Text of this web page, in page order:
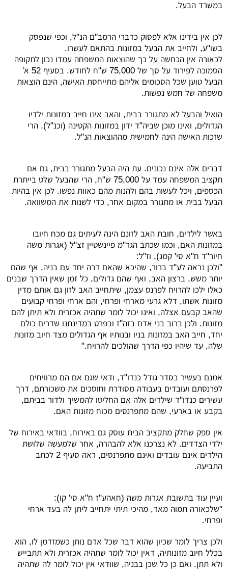
במשרד הבעל.
לכן אין בידינו אלא לפסוק כדברי הרמב"ם הנ"ל, וכפי שנפסק
בשו"ע, ולחייב את הבעל במזונות בהתאם לעשרו.
לכאורה אין הכחשה על כך שהוצאות המשפחה עמדו נכון לתקופה
הסמוכה לפירוד על סך של 75,000 ש"ח לחודש. בסעיף 52 א'
הבעל טוען שכל הסכומים אליהם מתייחסת האישה, הינם הוצאות
משפחה של חמש נפשות.
הואיל והבעל לא מתגורר בבית, והאב אינו חייב במזונות ילדיו
הגדולים, ואינו מוכן שביה"ד ידון במזונות הקטינה (וכנ"ל), הרי
שזכות האישה הינה לחמישית מההוצאות הנ"ל.
דברים אלה אינם נכונים. עת היה הבעל מתגורר בבית, גם אם
תקציב המשפחה עמד על 75,000 ש"ח, הרי שהבעל שלט בייתרת
הכספים, ויכל לעשות בהם ולהנות מהם כאוות נפשו. לכן אין בהיות
הבעל בבית או מתגורר במקום אחר, כדי לשנות את המשוואה.
באשר לילדים, חובת האב לזונם הינה לעיתים גם מכח חיובו
במזונות האם, וכמו שכתב הגר"מ פיינשטיין זצ"ל (אגרות משה
חיור"ד ח"א סי' קמג), וז"ל:
"ולכן נראה לע"ד ברור, שהיכא שהאם דרה יחד עם בניה, אף שהם
יותר משש, ברצון האב, ואף שהם גדולים, כל זמן שאין הדרך שבנים
כאלו ילכו להרויח לפרנס עצמן, שיתחייב האב לזון גם אותם מדין
מזונות אשתו, דלא גרעי מארחי ופרחי, והם ארחי ופרחי קבועים
שהאב קבעם אצלה, ואינו יכול לומר שתהיה אכזרית ולא תיתן להם
מזונות. ולכן ברוב בני אדם בזה"ז ובפרט במדינתנו שדרים כולם
יחד, חייב האב במזונות בניו ובנותיו אף הגדולים מצד חיוב מזונות
שלה, עד שיהיו כפי הדרך שהולכים להרויח."
אמנם בעשיר בסדר גודל כנדו"ד, ודאי שגם אם הם מרוויחים
לפרנסתם ועובדים בעבודה מסודרת וחוסכים את משכורתם, דרך
עשירים כנדו"ד שילדים אלה אם החליטו להמשיך ולדור בביתם,
בקבע או בארעי, שהם מתפרנסים מכוח מזונות האם.
אין ספק שחלק מתקציב הבית עוסק גם באירוח, בוודאי באירוח של
ילדי הצדדים. לא נצרכנו אלא להבהרה, אחר שלמעשה שלושת
הילדים אינם עובדים ואינם מתפרנסים, ראה סעיף 2 לכתב
התביעה.
ועיין עוד בתשובת אגרות משה (חאהע"ז ח"א סי' קו):
"שלכאורה תמוה מאד, מהיכי תיתי יתחייב ליתן לה בעד ארחי
ופרחי.
ולכן צריך לומר שכיון שהוא דבר שכל אדם נותן כשמזדמן לו, הוא
בכלל חיוב מזונותיה, דאין יכול לומר שתהיה אכזרית ולא תתבייש
ולא תתן. ואם כן כל שכן בבניה, שוודאי אין יכול לומר לה שתהיה